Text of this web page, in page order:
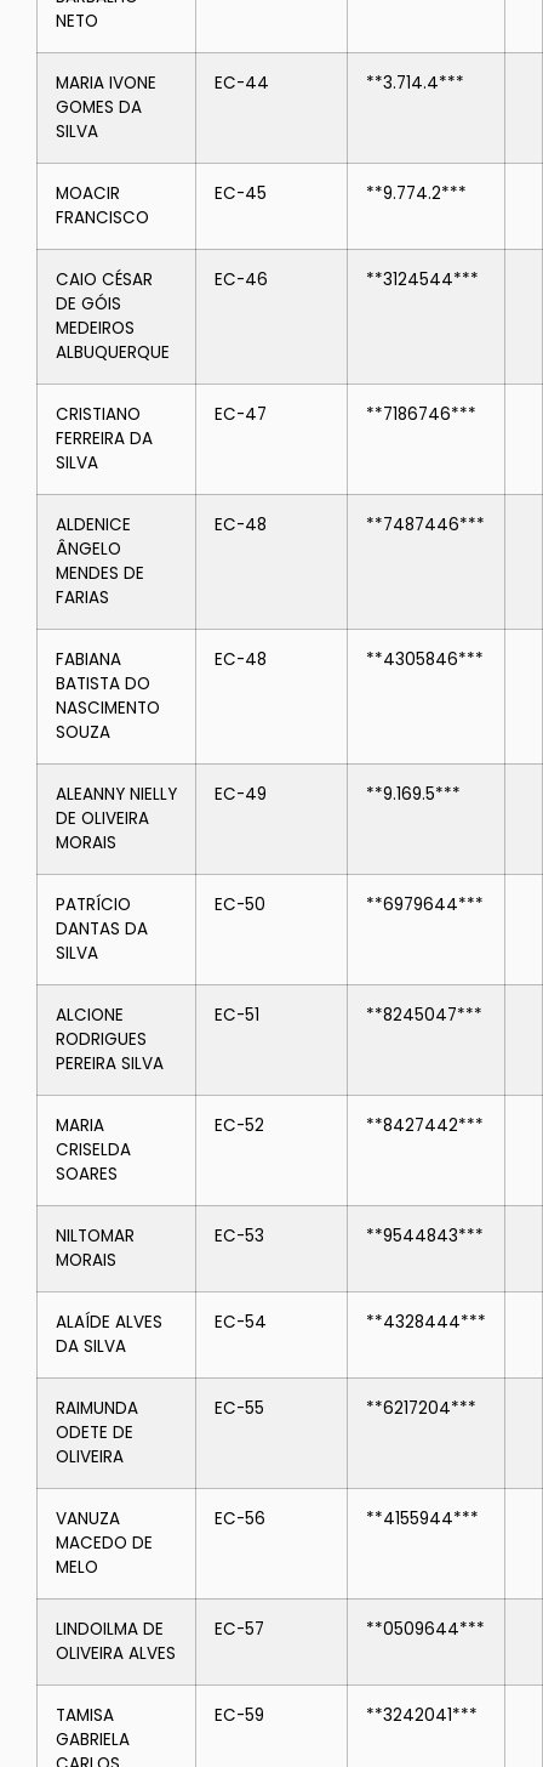
NETO
MARIA IVONE
GOMES DA
SILVA
EC-44 **3.714.4***
MOACIR
FRANCISCO
EC-45 **9.774.2***
CAIO CÉSAR
DE GÓIS
MEDEIROS
ALBUQUERQUE
EC-46 **3124544***
CRISTIANO
FERREIRA DA
SILVA
EC-47 **7186746***
ALDENICE
ÂNGELO
MENDES DE
FARIAS
EC-48 **7487446***
FABIANA
BATISTA DO
NASCIMENTO
SOUZA
EC-48 **4305846***
ALEANNY NIELLY
DE OLIVEIRA
MORAIS
EC-49 **9.169.5***
PATRÍCIO
DANTAS DA
SILVA
EC-50 **6979644***
ALCIONE
RODRIGUES
PEREIRA SILVA
EC-51 **8245047***
MARIA
CRISELDA
SOARES
EC-52 **8427442***
NILTOMAR
MORAIS
EC-53 **9544843***
ALAÍDE ALVES
DA SILVA
EC-54 **4328444***
RAIMUNDA
ODETE DE
OLIVEIRA
EC-55 **6217204***
VANUZA
MACEDO DE
MELO
EC-56 **4155944***
LINDOILMA DE
OLIVEIRA ALVES
EC-57 **0509644***
TAMISA
GABRIELA
EC-59 **3242041***